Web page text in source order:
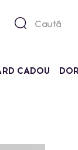
CADOU